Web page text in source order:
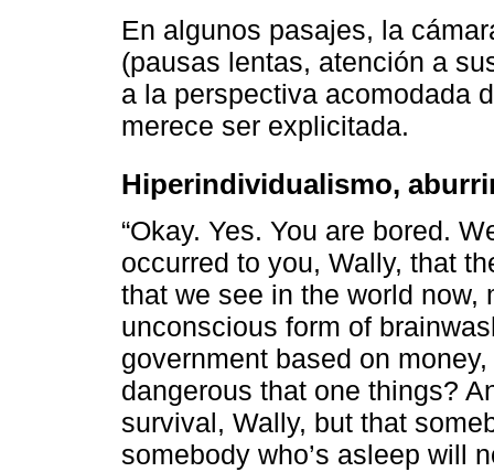
En algunos pasajes, la
(pausas lentas, atención a
a la perspectiva acomodada
merece ser explicitada.
Hiperindividualismo,
“Okay. Yes. You are bored.
occurred to you, Wally, that
that we see in the world now,
unconscious form of
government based on
dangerous that one things?
survival, Wally, but that
somebody who’s asleep will